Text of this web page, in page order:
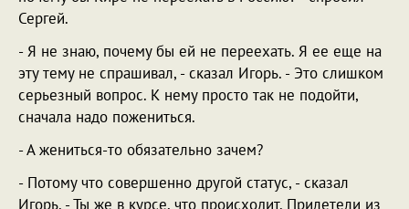
Сергей.
- Я не знаю, почему бы ей не переехать. Я ее еще на
эту тему не спрашивал, - сказал Игорь. - Это слишком
серьезный вопрос. К нему просто так не подойти,
сначала надо пожениться.
- А жениться-то обязательно зачем?
- Потому что совершенно другой статус, - сказал
Игорь. - Ты же в курсе, что происходит. Прилетели из